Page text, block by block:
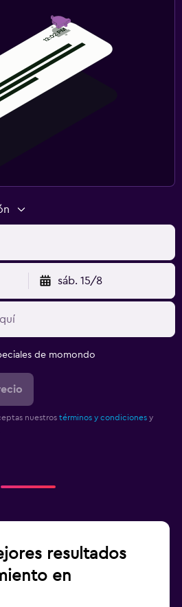
sáb. 15/8
de momondo
nuestros términos y condiciones y
resultados
en